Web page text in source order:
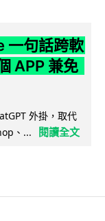
一句話跨軟
APP 兼免
外掛，取代
、...
閱讀全文